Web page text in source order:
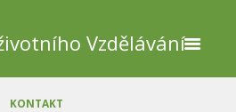
Vzdělávání
KONTAKT